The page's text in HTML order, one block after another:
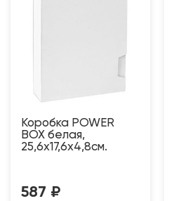
Коробка POWER
BOX белая,
25,6х17,6х4,8см.
587 ₽